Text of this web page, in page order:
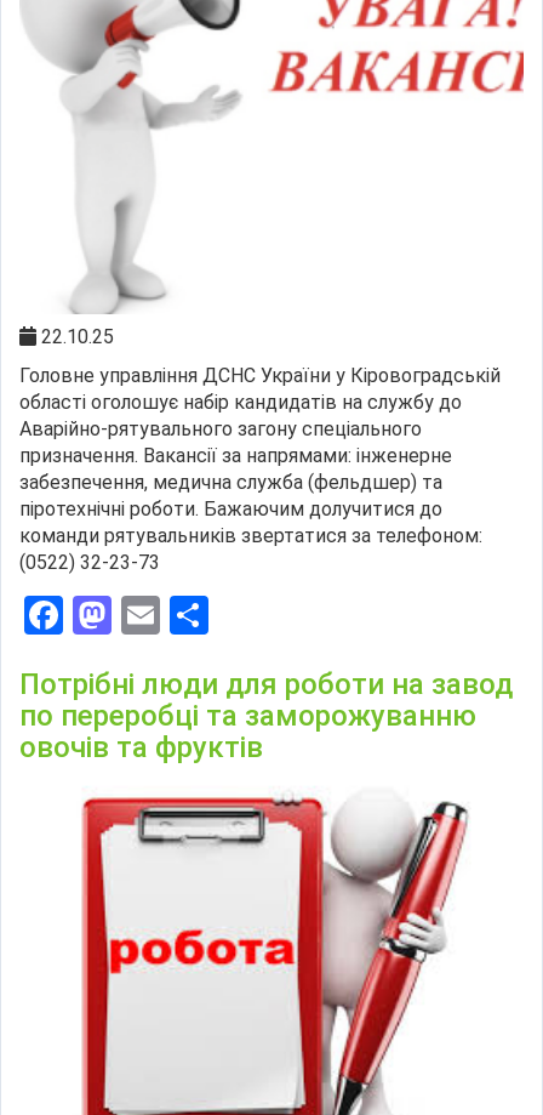
22.10.25
Головне управління ДСНС України у Кіровоградській
області оголошує набір кандидатів на службу до
Аварійно-рятувального загону спеціального
призначення. Вакансії за напрямами: інженерне
забезпечення, медична служба (фельдшер) та
піротехнічні роботи. Бажаючим долучитися до
команди рятувальників звертатися за телефоном:
(0522) 32-23-73
Facebook
Mastodon
Email
Потрібні люди для роботи на завод
по переробці та заморожуванню
овочів та фруктів